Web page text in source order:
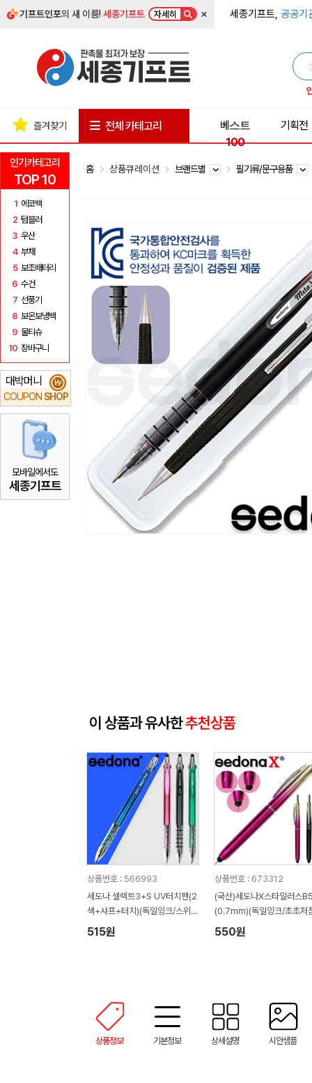
기프트인포의 새 이름!세종기프트 자세히 × 세종기프트, 공공기
인기카테고리
TOP 10
1 에코백
2 텀블러
3 우산
4 부채
5 보조배터리
6 수건
7 선풍기
8 보온보냉백
9 물티슈
10 장바구니
대박머니
COUPON SHOP
₩
모바일에서도
세종기프트
즐겨찾기 전체 카테고리
베스트
100
기획전
홈 상품큐레이션 브랜드별 필기류/문구용품
이 상품과 유사한추천상품
상품번호 : 566993
세도나 셀렉트3+S UV터치펜(2
색+샤프+터치)(독일잉크/스위스
팁)
515원
상품번호 : 673312
(국산)세도나X스타일러스
(0.7mm)(독일잉크/초초저
550원
상품정보 기본정보 상세설명 시안샘플